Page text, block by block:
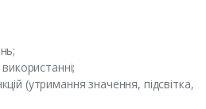
(утримання значення, підсвітка,